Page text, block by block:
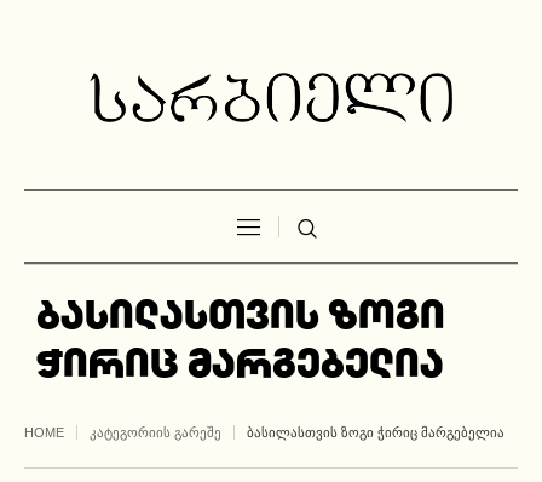
ბასილასთვის ზოგი
ჭირიც მარგებელია
HOME ᲙᲐᲢᲔᲒᲝᲠᲘᲘᲡ ᲒᲐᲠᲔᲨᲔ ᲑᲐᲡᲘᲚᲐᲡᲗᲕᲘᲡ ᲖᲝᲒᲘ ᲭᲘᲠᲘᲪ ᲛᲐᲠᲒᲔᲑᲔᲚᲘᲐ